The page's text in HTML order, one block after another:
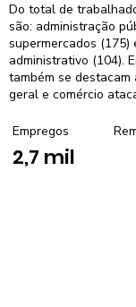
Do total de
são: administração
supermercados (175)
administrativo (104).
também se
geral e comércio
Empregos
2,7 mil